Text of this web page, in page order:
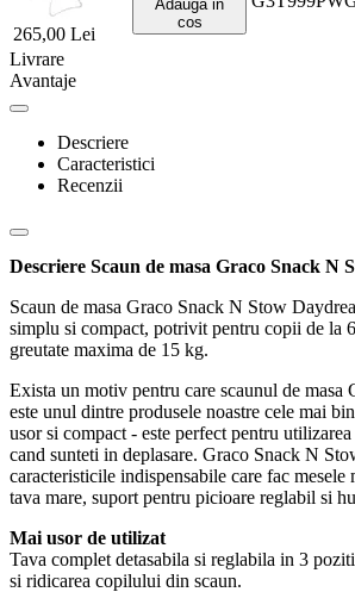
265,00 Lei
Adauga in
cos
Livrare
Avantaje
Descriere
Caracteristici
Recenzii
Descriere Scaun de masa Graco Snack N
Scaun de masa Graco Snack N Stow
simplu si compact, potrivit pentru copii de la
greutate maxima de 15 kg.
Exista un motiv pentru care scaunul de masa
este unul dintre produsele noastre cele mai
usor si compact - este perfect pentru utilizarea
cand sunteti in deplasare. Graco Snack N
caracteristicile indispensabile care fac mesele
tava mare, suport pentru picioare reglabil si
Mai usor de utilizat
Tava complet detasabila si reglabila in 3
si ridicarea copilului din scaun.